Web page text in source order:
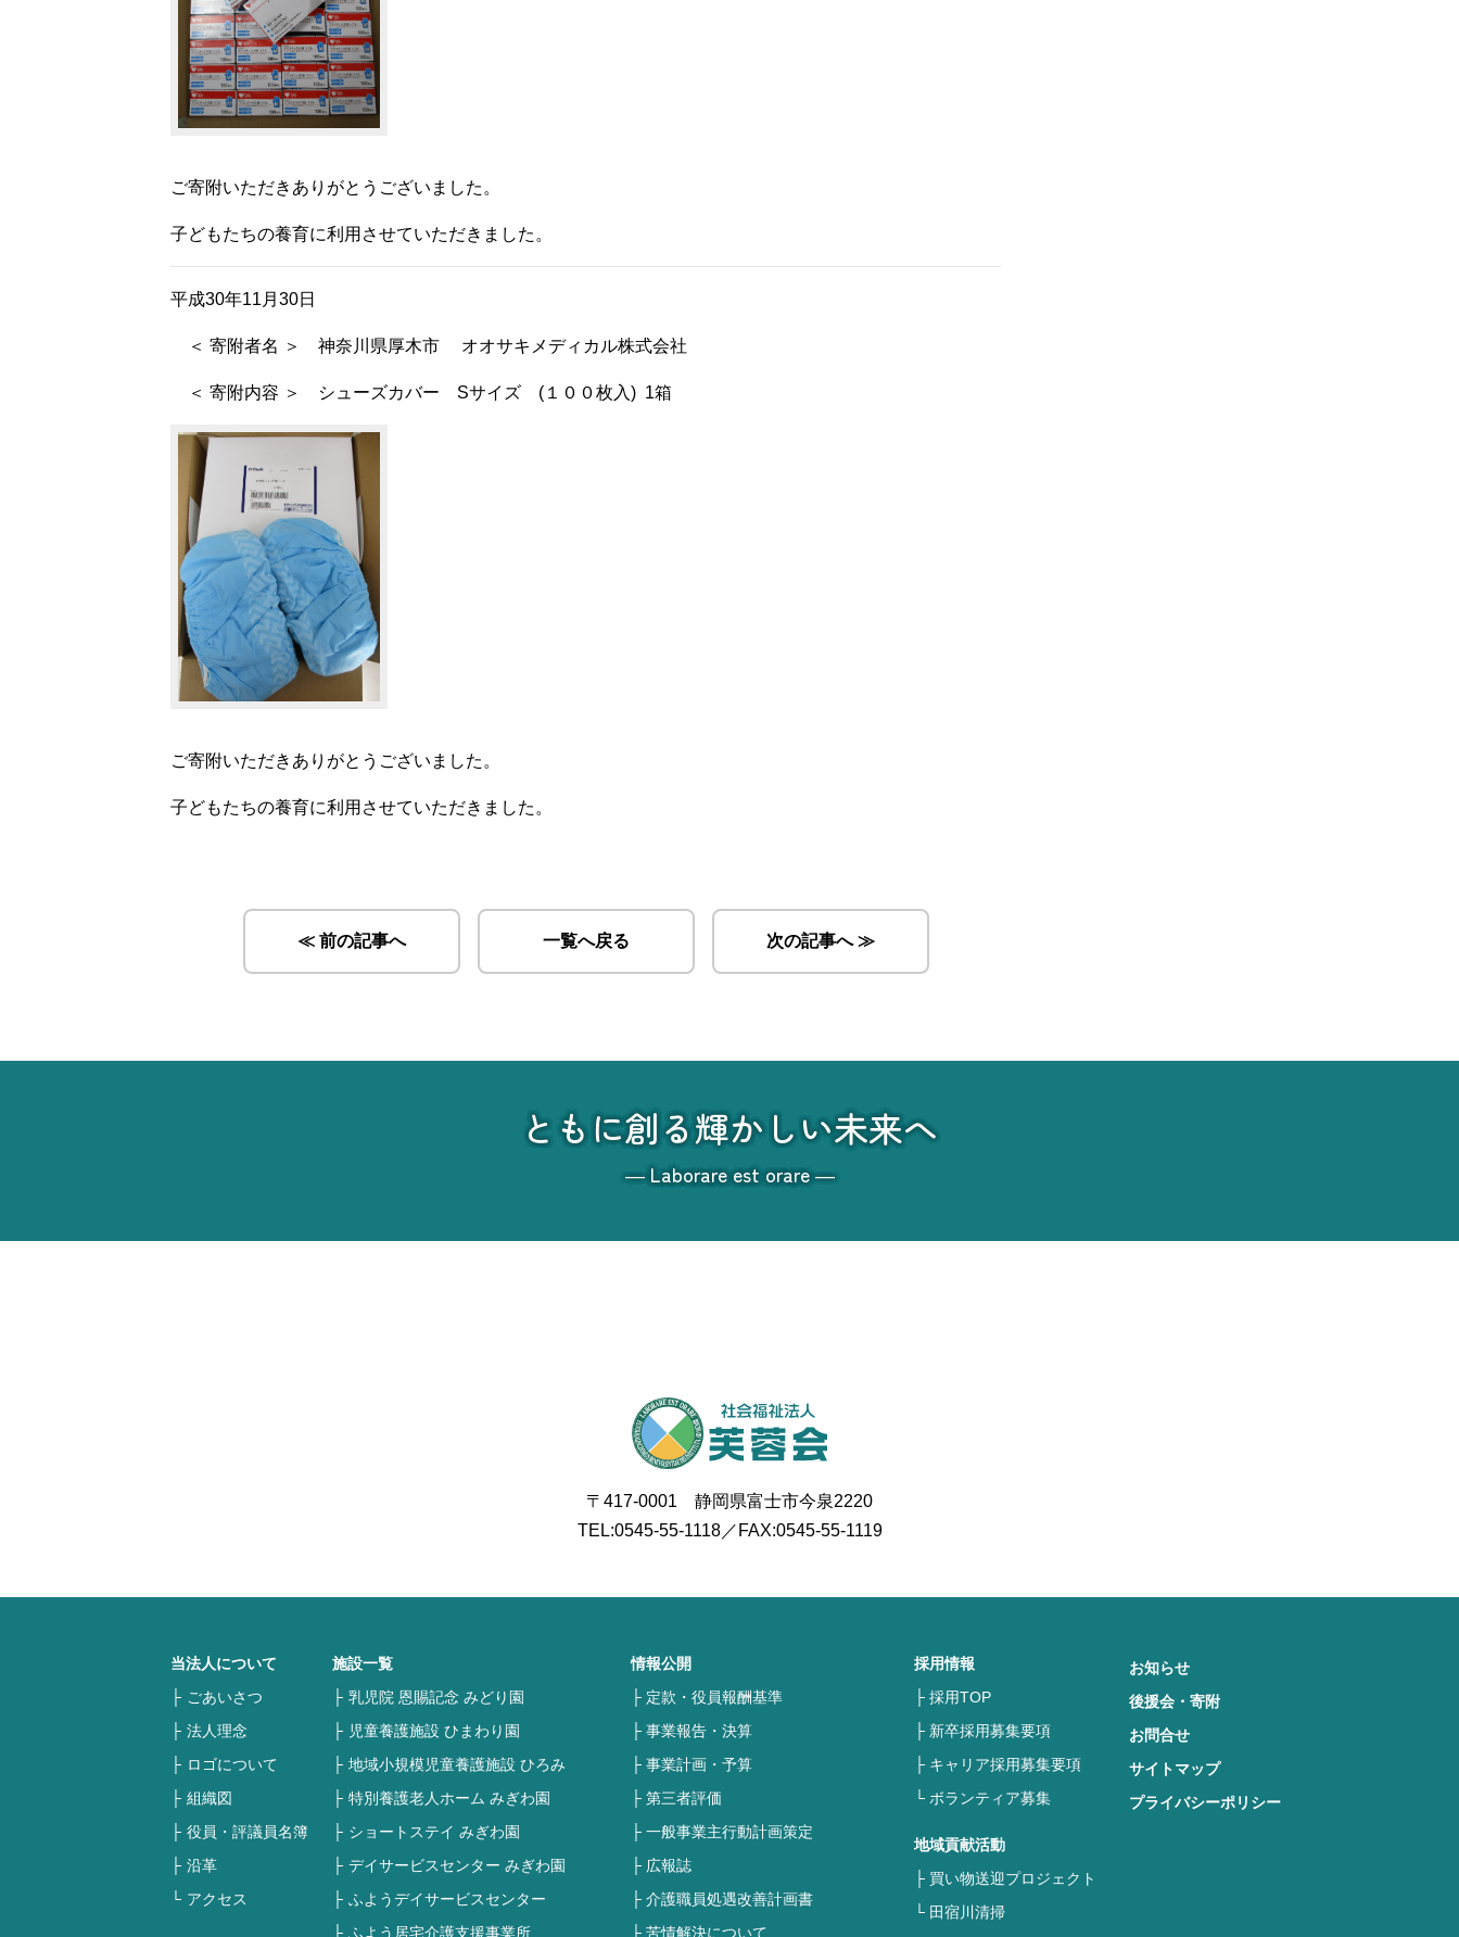
ご寄附いただきありがとうございました。
子どもたちの養育に利用させていただきました。
平成30年11月30日
＜ 寄附者名 ＞ 神奈川県厚木市 オオサキメディカル株式会社
＜ 寄附内容 ＞ シューズカバー Sサイズ (１００枚入) 1箱
ご寄附いただきありがとうございました。
子どもたちの養育に利用させていただきました。
≪ 前の記事へ 一覧へ戻る 次の記事へ ≫
ともに創る輝かしい未来へ
― Laborare est orare ―
〒417-0001 静岡県富士市今泉2220
TEL:0545-55-1118／FAX:0545-55-1119
当法人について
ごあいさつ
法人理念
ロゴについて
組織図
役員・評議員名簿
沿革
アクセス
施設一覧
乳児院 恩賜記念 みどり園
児童養護施設 ひまわり園
地域小規模児童養護施設 ひろみ
特別養護老人ホーム みぎわ園
ショートステイ みぎわ園
デイサービスセンター みぎわ園
ふようデイサービスセンター
ふよう居宅介護支援事業所
情報公開
定款・役員報酬基準
事業報告・決算
事業計画・予算
第三者評価
一般事業主行動計画策定
広報誌
介護職員処遇改善計画書
苦情解決について
採用情報
採用TOP
新卒採用募集要項
キャリア採用募集要項
ボランティア募集
地域貢献活動
買い物送迎プロジェクト
田宿川清掃
お知らせ
後援会・寄附
お問合せ
サイトマップ
プライバシーポリシー